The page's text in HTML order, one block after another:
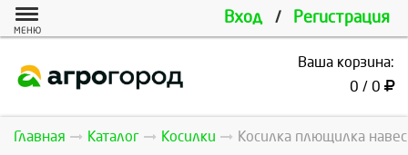
Вход / Регистрация
МЕНЮ
Ваша корзина:
0 / 0
Главная Каталог Косилки Косилка плющилка